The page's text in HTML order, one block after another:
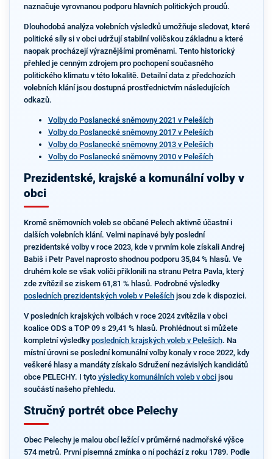
naznačuje vyrovnanou podporu hlavních politických proudů.
Dlouhodobá analýza volebních výsledků umožňuje sledovat, které
politické síly si v obci udržují stabilní voličskou základnu a které
naopak procházejí výraznějšími proměnami. Tento historický
přehled je cenným zdrojem pro pochopení současného
politického klimatu v této lokalitě. Detailní data z předchozích
volebních klání jsou dostupná prostřednictvím následujících
odkazů.
Volby do Poslanecké sněmovny 2021 v Peleších
Volby do Poslanecké sněmovny 2017 v Peleších
Volby do Poslanecké sněmovny 2013 v Peleších
Volby do Poslanecké sněmovny 2010 v Peleších
Prezidentské, krajské a komunální volby v
obci
Kromě sněmovních voleb se občané Pelech aktivně účastní i
dalších volebních klání. Velmi napínavé byly poslední
prezidentské volby v roce 2023, kde v prvním kole získali Andrej
Babiš i Petr Pavel naprosto shodnou podporu 35,84 % hlasů. Ve
druhém kole se však voliči přiklonili na stranu Petra Pavla, který
zde zvítězil se ziskem 61,81 % hlasů. Podrobné výsledky
posledních prezidentských voleb v Pelešíchjsou zde k dispozici.
V posledních krajských volbách v roce 2024 zvítězila v obci
koalice ODS a TOP 09 s 29,41 % hlasů. Prohlédnout si můžete
kompletní výsledky posledních krajských voleb v Peleších. Na
místní úrovni se poslední komunální volby konaly v roce 2022, kdy
veškeré hlasy a mandáty získalo Sdružení nezávislých kandidátů
obce PELECHY. I tyto výsledky komunálních voleb v obcijsou
součástí našeho přehledu.
Stručný portrét obce Pelechy
Obec Pelechy je malou obcí ležící v průměrné nadmořské výšce
574 metrů. První písemná zmínka o ní pochází z roku 1789. Podle